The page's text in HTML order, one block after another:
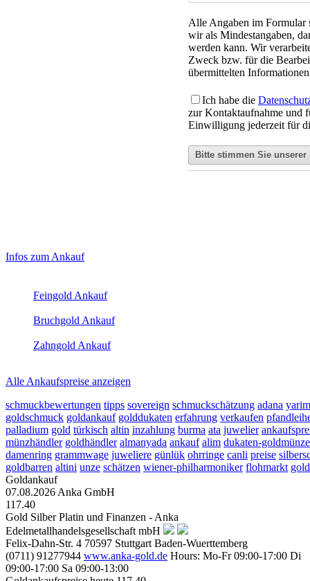
Alle Angaben im Formular
wir als Mindestangaben,
werden kann. Wir
Zweck bzw. für die
übermittelten
Ich habe die
zur Kontaktaufnahme und
Einwilligung jederzeit für
Sidebar
Infos zum Ankauf
Feingold Ankauf
Bruchgold Ankauf
Zahngold Ankauf
Alle Ankaufspreise anzeigen
schmuckbewertungen tipps sovereign schmuckschätzung adana yarim
goldschmuck goldankauf golddukaten erfahrung verkaufen
palladium gold türkisch altin inzahlung burma ata juwelier
münzhändler goldhändler almanyada ankauf alim dukaten-
damenring grammwage juweliere günlük ohrringe canli preise
goldbarren altini unze schätzen wiener-philharmoniker flohmarkt
Goldankauf
07.08.2026 Anka GmbH
117.40
Gold Silber Platin und Finanzen - Anka
Edelmetallhandelsgesellschaft mbH
Felix-Dahn-Str. 4 70597 Stuttgart Baden-Wuerttemberg
(0711) 91277944 www.anka-gold.de Hours: Mo-Fr 09:00-17:00 Di
09:00-17:00 Sa 09:00-13:00